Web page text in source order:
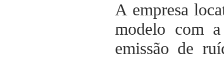
A empresa
modelo com
emissão de